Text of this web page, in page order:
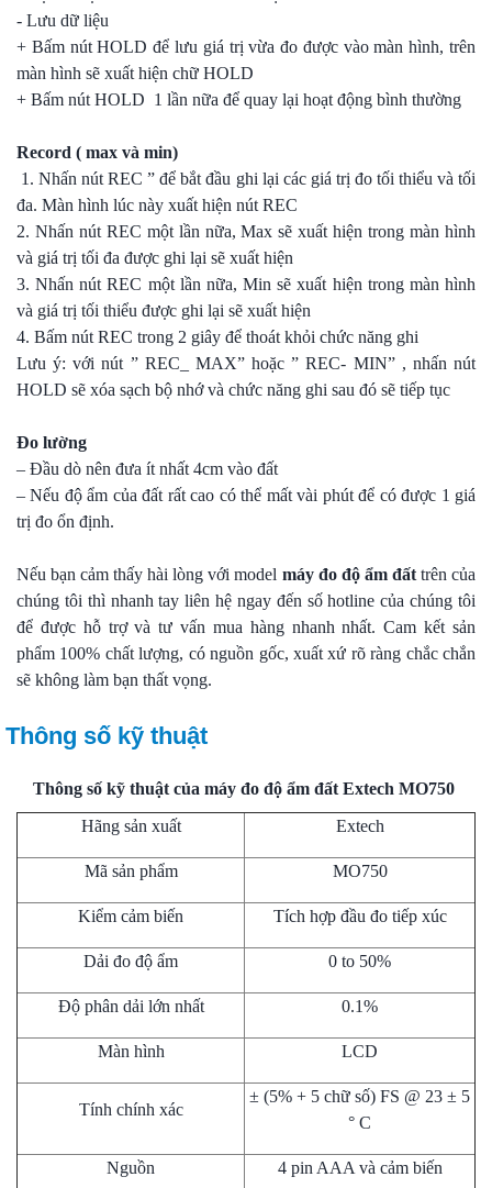
- Lưu dữ liệu
+ Bấm nút HOLD để lưu giá trị vừa đo được vào màn hình, trên
màn hình sẽ xuất hiện chữ HOLD
+ Bấm nút HOLD 1 lần nữa để quay lại hoạt động bình thường
Record ( max và min)
1. Nhấn nút REC ” để bắt đầu ghi lại các giá trị đo tối thiểu và tối
đa. Màn hình lúc này xuất hiện nút REC
2. Nhấn nút REC một lần nữa, Max sẽ xuất hiện trong màn hình
và giá trị tối đa được ghi lại sẽ xuất hiện
3. Nhấn nút REC một lần nữa, Min sẽ xuất hiện trong màn hình
và giá trị tối thiểu được ghi lại sẽ xuất hiện
4. Bấm nút REC trong 2 giây để thoát khỏi chức năng ghi
Lưu ý: với nút ” REC_ MAX” hoặc ” REC- MIN” , nhấn nút
HOLD sẽ xóa sạch bộ nhớ và chức năng ghi sau đó sẽ tiếp tục
Đo lường
– Đầu dò nên đưa ít nhất 4cm vào đất
– Nếu độ ẩm của đất rất cao có thể mất vài phút để có được 1 giá
trị đo ổn định.
Nếu bạn cảm thấy hài lòng với model máy đo độ ẩm đấttrên của
chúng tôi thì nhanh tay liên hệ ngay đến số hotline của chúng tôi
để được hỗ trợ và tư vấn mua hàng nhanh nhất. Cam kết sản
phẩm 100% chất lượng, có nguồn gốc, xuất xứ rõ ràng chắc chắn
sẽ không làm bạn thất vọng.
Thông số kỹ thuật
Thông số kỹ thuật của máy đo độ ẩm đất Extech MO750
Hãng sản xuất
Extech
Mã sản phẩm MO750
Kiểm cảm biến Tích hợp đầu đo tiếp xúc
Dải đo độ ẩm 0 to 50%
Độ phân dải lớn nhất 0.1%
Màn hình LCD
Tính chính xác
± (5% + 5 chữ số) FS @ 23 ± 5
° C
Nguồn 4 pin AAA và cảm biến